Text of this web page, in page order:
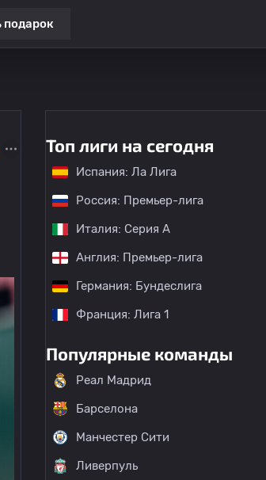
подарок
Топ лиги на сегодня
Испания: Ла Лига
Россия: Премьер-лига
Италия: Серия А
Англия: Премьер-лига
Германия: Бундеслига
Франция: Лига 1
Популярные команды
Реал Мадрид
Барселона
Манчестер Сити
Ливерпуль